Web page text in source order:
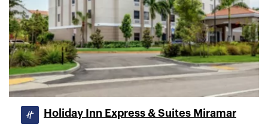
Holiday Inn Express & Suites Miramar